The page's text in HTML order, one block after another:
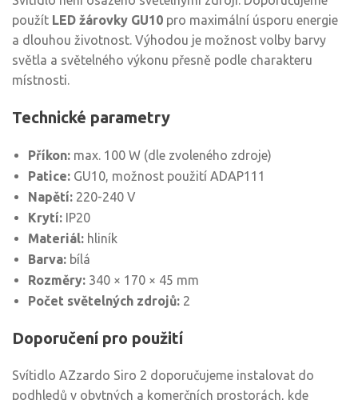
použít LED žárovky GU10 pro maximální úsporu energie
a dlouhou životnost. Výhodou je možnost volby barvy
světla a světelného výkonu přesně podle charakteru
místnosti.
Technické parametry
Příkon: max. 100 W (dle zvoleného zdroje)
Patice: GU10, možnost použití ADAP111
Napětí: 220-240 V
Krytí: IP20
Materiál: hliník
Barva: bílá
Rozměry: 340 × 170 × 45 mm
Počet světelných zdrojů: 2
Doporučení pro použití
Svítidlo AZzardo Siro 2 doporučujeme instalovat do
podhledů v obytných a komerčních prostorách, kde